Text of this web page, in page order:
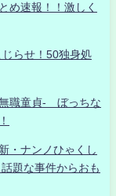
め速報！！激しく
らせ！50独身処
職童貞- ぼっちな
・ナンノひゃくし
題な事件からおも